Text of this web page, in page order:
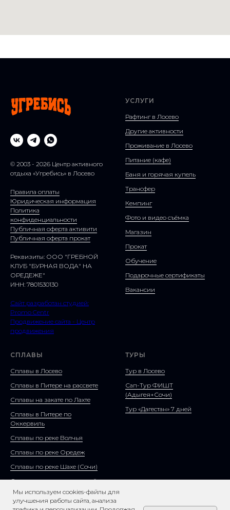
© 2003 - 2026 Центр активного
отдыха «Угребись» в Лосево
Правила оплаты
Юридическая информация
Политика
конфиденциальности
Публичная оферта активити
Публичная оферта прокат
Реквизиты: ООО "ГРЕБНОЙ
КЛУБ "БУРНАЯ ВОДА" НА
ОРЕДЕЖЕ"
ИНН: 7801530130
Сайт разработан студией:
Promo Centr
Продвижение сайта - Центр
продвижения
УСЛУГИ
Рафтинг в Лосево
Другие активности
Проживание в Лосево
Питание (кафе)
Баня и горячая купель
Трансфер
Кемпинг
Фото и видео съёмка
Магазин
Прокат
Обучение
Подарочные сертификаты
Вакансии
СПЛАВЫ
Сплавы в Лосево
Сплавы в Питере на рассвете
Сплавы на закате по Лахте
Сплавы в Питере по
Оккервиль
Сплавы по реке Волчья
Сплавы по реке Оредеж
Сплавы по реке Шахе (Сочи)
Организация мероприятий
ТУРЫ
Тур в Лосево
Сап-Тур ФИШТ
(Адыгея+Сочи)
Тур «Дагестан» 7 дней
Мы используем cookies-файлы для
улучшения работы сайта, анализа